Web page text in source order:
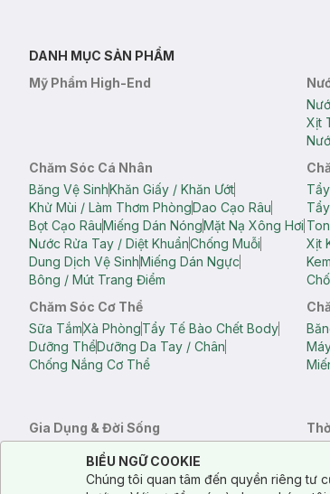
DANH MỤC SẢN PHẨM
Mỹ Phẩm High-End
Xịt
Chăm Sóc Cá Nhân
Băng Vệ SinhKhăn Giấy / Khăn Ướt
Khử Mùi / Làm Thơm PhòngDao Cạo Râu
Bọt Cạo RâuMiếng Dán NóngMặt Nạ Xông Hơi
Nước Rửa Tay / Diệt KhuẩnChống Muỗi
Dung Dịch Vệ SinhMiếng Dán Ngực
Bông / Mút Trang Điểm
Xịt
Chăm Sóc Cơ Thể
Sữa TắmXà PhòngTẩy Tế Bào Chết Body
Dưỡng ThểDưỡng Da Tay / Chân
Chống Nắng Cơ Thể
Gia Dụng & Đời Sống
Bông Tắm / Phụ Kiện Tắm
Phụ Kiện Điện Thoại Quạt Cầm Tay / Quạt Mini
Khử Mùi / Làm Thơm PhòngNước GiặtNước Xả
Cookie Consent
Notice about cookies usage
BIỂU NGỮ COOKIE
Chúng tôi quan tâm đến quyền riêng tư